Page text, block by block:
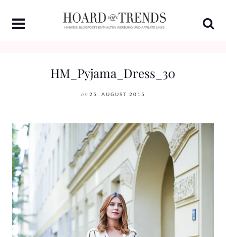
content
HM_Pyjama_Dress_30
on 25. AUGUST 2015